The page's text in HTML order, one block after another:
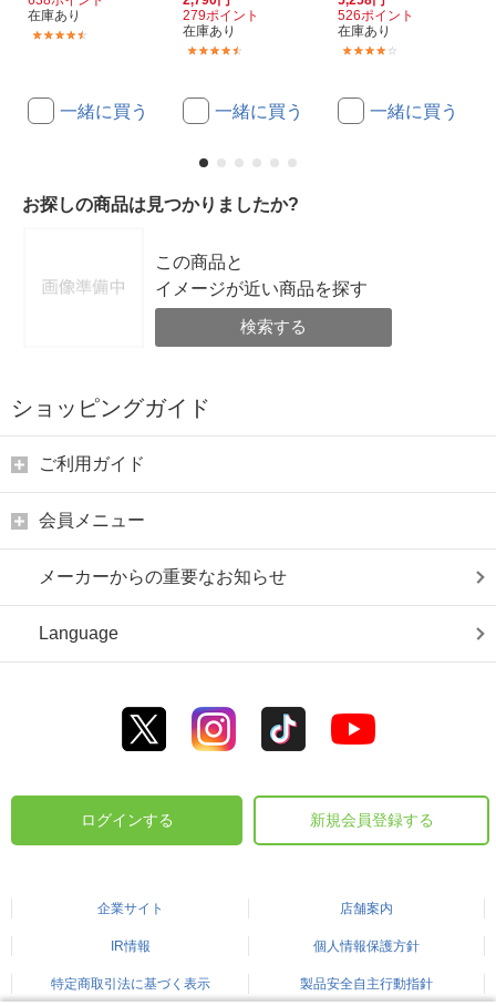
在庫あり
一緒に買う
279ポイント
在庫あり
一緒に買う
526ポイント
在庫あり
一緒に買う
お探しの商品は見つかりましたか?
この商品と
イメージが近い商品を探す
検索する
ショッピングガイド
ご利用ガイド
会員メニュー
メーカーからの重要なお知らせ
Language
ログインする 新規会員登録する
企業サイト 店舗案内
IR情報 個人情報保護方針
特定商取引法に基づく表示 製品安全自主行動指針